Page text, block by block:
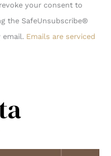
your consent to
the SafeUnsubscribe®
email. Emails are serviced